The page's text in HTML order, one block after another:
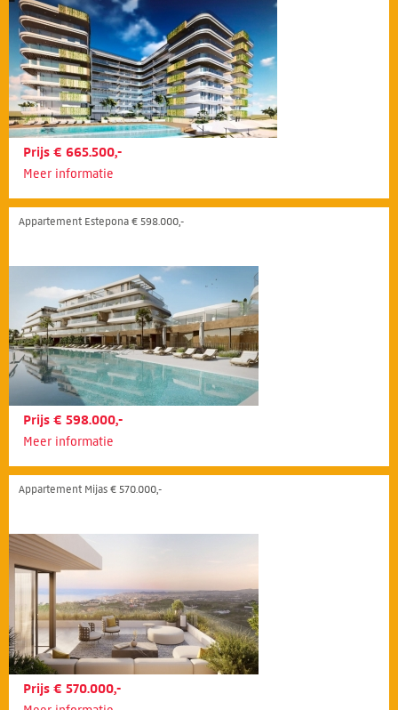
Prijs € 665.500,-
Meer informatie
Appartement Estepona € 598.000,-
Prijs € 598.000,-
Meer informatie
Appartement Mijas € 570.000,-
Prijs € 570.000,-